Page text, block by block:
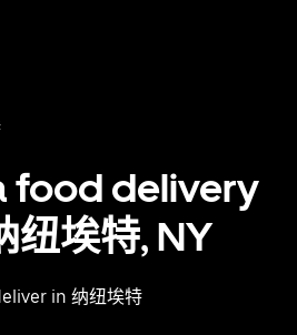
food delivery
纽埃特, NY
in 纳纽埃特